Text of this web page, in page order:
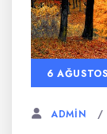
6
ADMIN